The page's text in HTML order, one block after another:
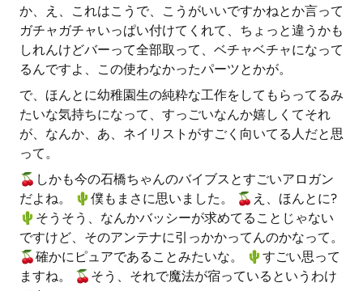
か、え、これはこうで、こうがいいですかねとか言って
ガチャガチャいっぱい付けてくれて、ちょっと違うかも
しれんけどバーって全部取って、ベチャベチャになって
るんですよ、この使わなかったパーツとかが。
で、ほんとに幼稚園生の純粋な工作をしてもらってるみ
たいな気持ちになって、すっごいなんか嬉しくてそれ
が、なんか、あ、ネイリストがすごく向いてる人だと思
って。
🍒しかも今の石橋ちゃんのバイブスとすごいアロガン
だよね。 🌵️僕もまさに思いました。 🍒え、ほんとに?
🌵️そうそう、なんかバッシーが求めてることじゃない
ですけど、そのアンテナに引っかかってんのかなって。
🍒確かにピュアであることみたいな。 🌵️すごい思って
ますね。 🍒そう、それで魔法が宿っているというわけ